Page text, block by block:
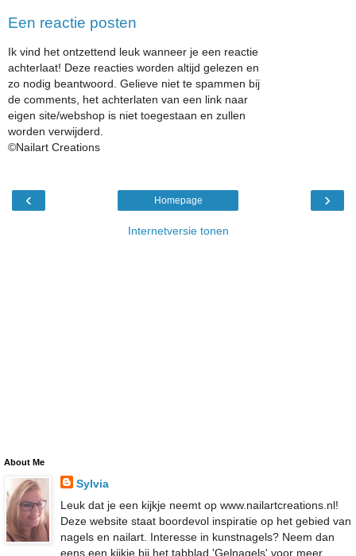
Een reactie posten
Ik vind het ontzettend leuk wanneer je een reactie
achterlaat! Deze reacties worden altijd gelezen en
zo nodig beantwoord. Gelieve niet te spammen bij
de comments, het achterlaten van een link naar
eigen site/webshop is niet toegestaan en zullen
worden verwijderd.
©Nailart Creations
‹ ›
Homepage
Internetversie tonen
About Me
Sylvia
Leuk dat je een kijkje neemt op www.nailartcreations.nl!
Deze website staat boordevol inspiratie op het gebied van
nagels en nailart. Interesse in kunstnagels? Neem dan
eens een kijkje bij het tabblad 'Gelnagels' voor meer